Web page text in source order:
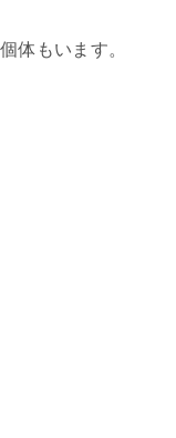
体もいます。